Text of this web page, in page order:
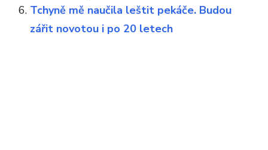
Tchyně mě naučila leštit pekáče. Budou
zářit novotou i po 20 letech